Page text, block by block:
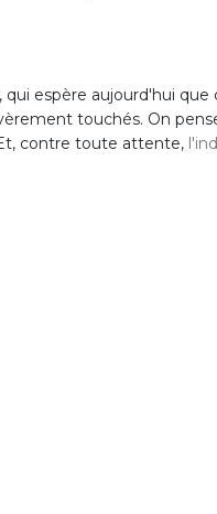
qui espère aujourd'hui que
touchés. On
contre toute attente,